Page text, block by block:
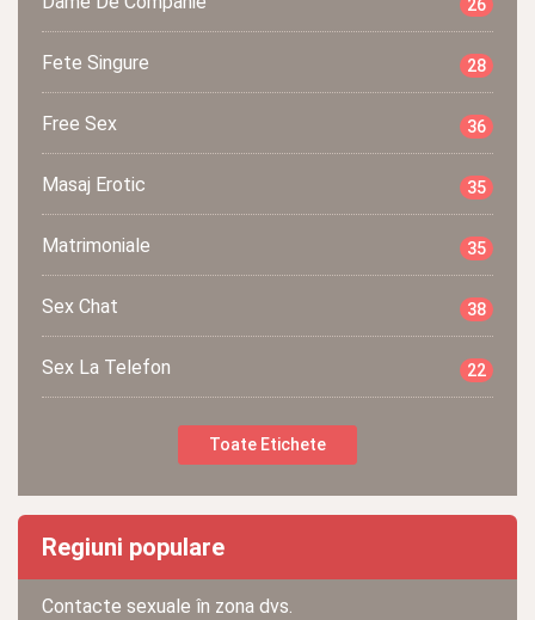
26
Fete Singure 28
Free Sex 36
Masaj Erotic 35
Matrimoniale 35
Sex Chat 38
Sex La Telefon 22
Toate Etichete
Regiuni populare
Contacte sexuale în zona dvs.